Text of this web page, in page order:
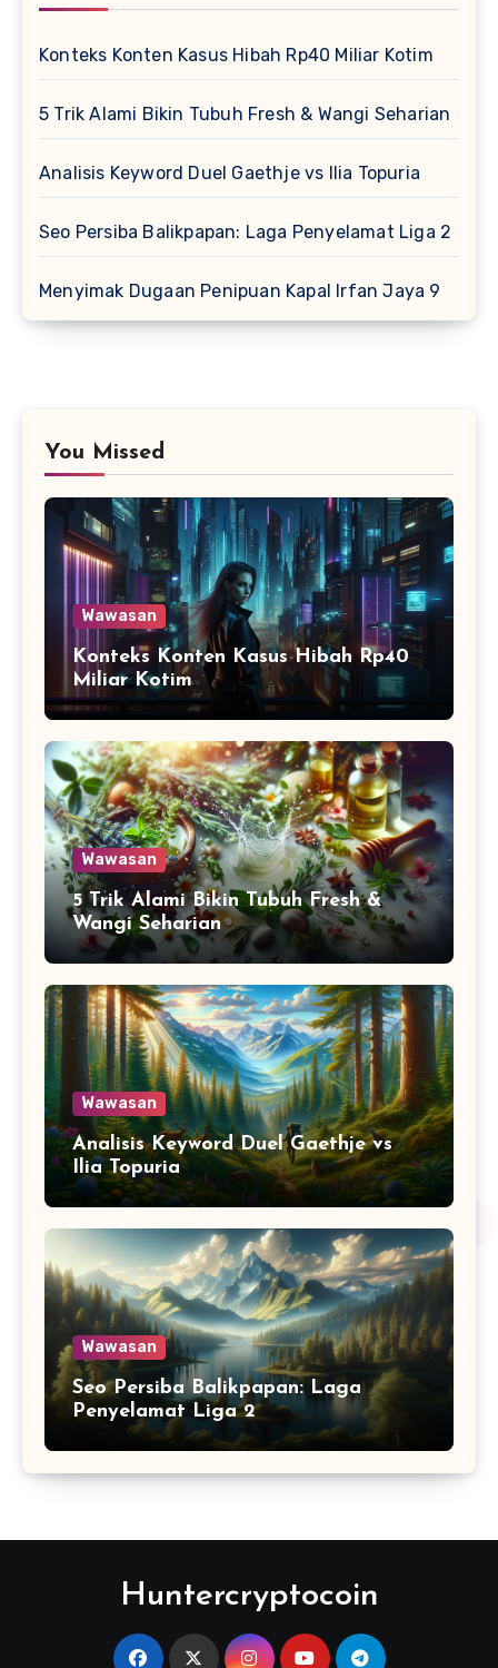
Konteks Konten Kasus Hibah Rp40 Miliar Kotim
5 Trik Alami Bikin Tubuh Fresh & Wangi Seharian
Analisis Keyword Duel Gaethje vs Ilia Topuria
Seo Persiba Balikpapan: Laga Penyelamat Liga 2
Menyimak Dugaan Penipuan Kapal Irfan Jaya 9
You Missed
Wawasan
Konteks Konten Kasus Hibah Rp40
Miliar Kotim
Wawasan
5 Trik Alami Bikin Tubuh Fresh &
Wangi Seharian
Wawasan
Analisis Keyword Duel Gaethje vs
Ilia Topuria
Wawasan
Seo Persiba Balikpapan: Laga
Penyelamat Liga 2
Huntercryptocoin